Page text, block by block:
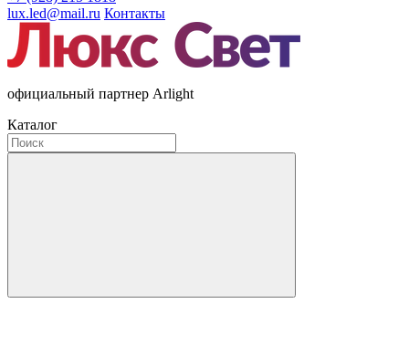
lux.led@mail.ru Контакты
официальный партнер Arlight
Каталог